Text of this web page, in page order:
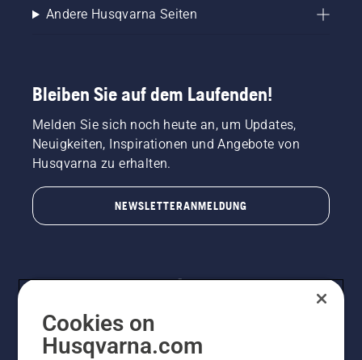
Andere Husqvarna Seiten
Bleiben Sie auf dem Laufenden!
Melden Sie sich noch heute an, um Updates,
Neuigkeiten, Inspirationen und Angebote von
Husqvarna zu erhalten.
NEWSLETTERANMELDUNG
Cookies on
Husqvarna.com